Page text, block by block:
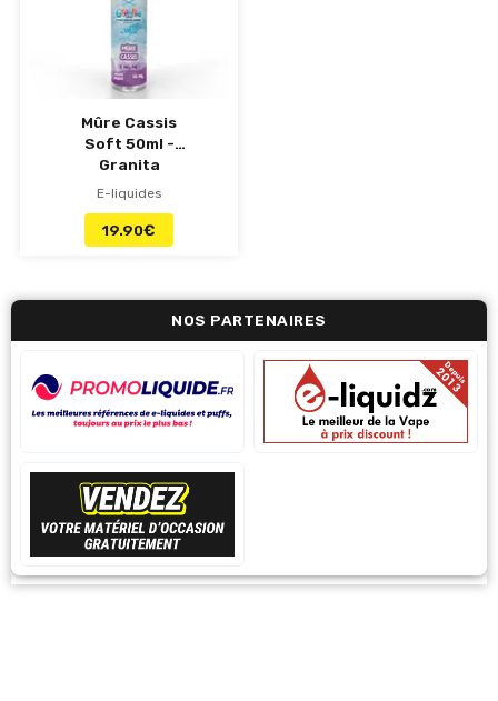
Mûre Cassis
Soft 50ml -
Granita
E-liquides
19.90€
NOS PARTENAIRES